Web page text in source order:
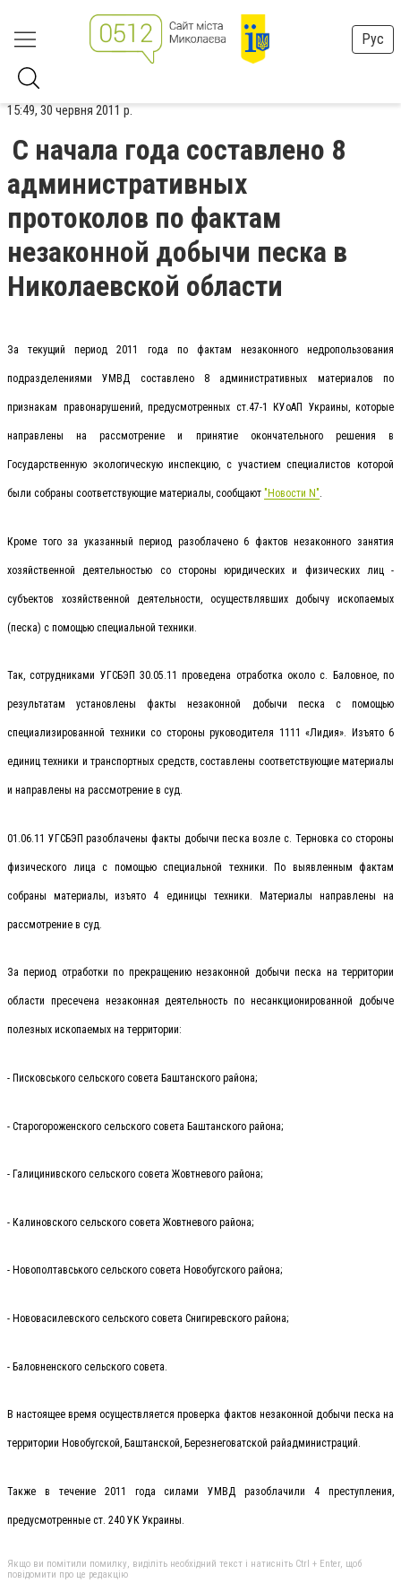
Рус
15:49, 30 червня 2011 р.
С начала года составлено 8
административных
протоколов по фактам
незаконной добычи песка в
Николаевской области
За текущий период 2011 года по фактам незаконного недропользования
подразделениями УМВД составлено 8 административных материалов по
признакам правонарушений, предусмотренных ст.47-1 КУоАП Украины, которые
направлены на рассмотрение и принятие окончательного решения в
Государственную экологическую инспекцию, с участием специалистов которой
были собраны соответствующие материалы, сообщают "Новости N".
Кроме того за указанный период разоблачено 6 фактов незаконного занятия
хозяйственной деятельностью со стороны юридических и физических лиц -
субъектов хозяйственной деятельности, осуществлявших добычу ископаемых
(песка) с помощью специальной техники.
Так, сотрудниками УГСБЭП 30.05.11 проведена отработка около с. Баловное, по
результатам установлены факты незаконной добычи песка с помощью
специализированной техники со стороны руководителя 1111 «Лидия». Изъято 6
единиц техники и транспортных средств, составлены соответствующие материалы
и направлены на рассмотрение в суд.
01.06.11 УГСБЭП разоблачены факты добычи песка возле с. Терновка со стороны
физического лица с помощью специальной техники. По выявленным фактам
собраны материалы, изъято 4 единицы техники. Материалы направлены на
рассмотрение в суд.
За период отработки по прекращению незаконной добычи песка на территории
области пресечена незаконная деятельность по несанкционированной добыче
полезных ископаемых на территории:
- Писковського сельского совета Баштанского района;
- Старогороженского сельского совета Баштанского района;
- Галицинивского сельского совета Жовтневого района;
- Калиновского сельского совета Жовтневого района;
- Новополтавського сельского совета Новобугского района;
- Нововасилевского сельского совета Снигиревского района;
- Баловненского сельского совета.
В настоящее время осуществляется проверка фактов незаконной добычи песка на
территории Новобугской, Баштанской, Березнеговатской райадминистраций.
Также в течение 2011 года силами УМВД разоблачили 4 преступления,
предусмотренные ст. 240 УК Украины.
Якщо ви помітили помилку, виділіть необхідний текст і натисніть Ctrl + Enter, щоб
повідомити про це редакцію